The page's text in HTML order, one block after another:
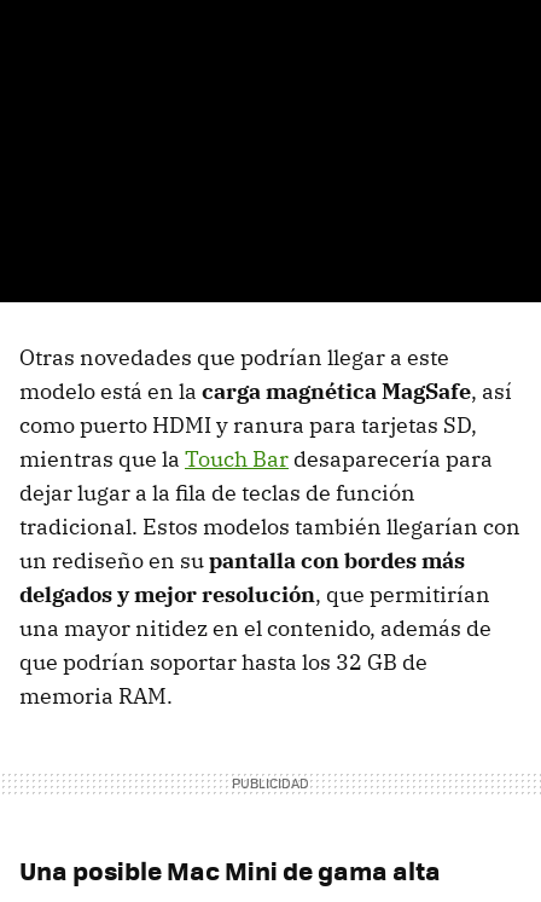
Otras novedades que podrían llegar a este
modelo está en la carga magnética MagSafe, así
como puerto HDMI y ranura para tarjetas SD,
mientras que la Touch Bar desaparecería para
dejar lugar a la fila de teclas de función
tradicional. Estos modelos también llegarían con
un rediseño en supantalla con bordes más
delgados y mejor resolución, que permitirían
una mayor nitidez en el contenido, además de
que podrían soportar hasta los 32 GB de
memoria RAM.
Una posible Mac Mini de gama alta